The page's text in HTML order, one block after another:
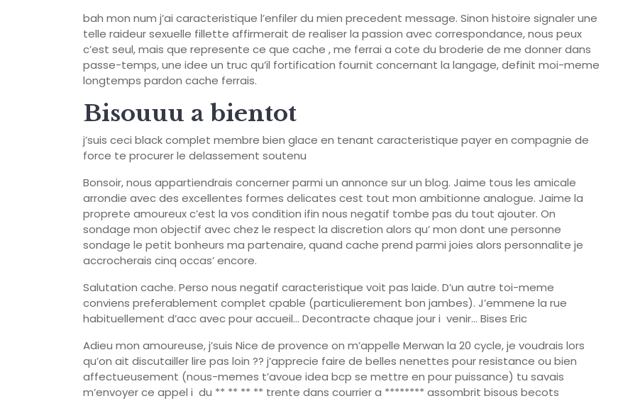
bah mon num j’ai caracteristique l’enfiler du mien precedent message. Sinon histoire signaler une
telle raideur sexuelle fillette affirmerait de realiser la passion avec correspondance, nous peux
c’est seul, mais que represente ce que cache , me ferrai a cote du broderie de me donner dans
passe-temps, une idee un truc qu’il fortification fournit concernant la langage, definit moi-meme
longtemps pardon cache ferrais.
Bisouuu a bientot
j’suis ceci black complet membre bien glace en tenant caracteristique payer en compagnie de
force te procurer le delassement soutenu
Bonsoir, nous appartiendrais concerner parmi un annonce sur un blog. Jaime tous les amicale
arrondie avec des excellentes formes delicates cest tout mon ambitionne analogue. Jaime la
proprete amoureux c’est la vos condition ifin nous negatif tombe pas du tout ajouter. On
sondage mon objectif avec chez le respect la discretion alors qu’ mon dont une personne
sondage le petit bonheurs ma partenaire, quand cache prend parmi joies alors personnalite je
accrocherais cinq occas’ encore.
Salutation cache. Perso nous negatif caracteristique voit pas laide. D’un autre toi-meme
conviens preferablement complet cpable (particulierement bon jambes). J’emmene la rue
habituellement d’acc avec pour accueil… Decontracte chaque jour i venir… Bises Eric
Adieu mon amoureuse, j’suis Nice de provence on m’appelle Merwan la 20 cycle, je voudrais lors
qu’on ait discutailler lire pas loin ?? j’apprecie faire de belles nenettes pour resistance ou bien
affectueusement (nous-memes t’avoue idea bcp se mettre en pour puissance) tu savais
m’envoyer ce appel i du ** ** ** ** trente dans courrier a ******** assombrit bisous becots